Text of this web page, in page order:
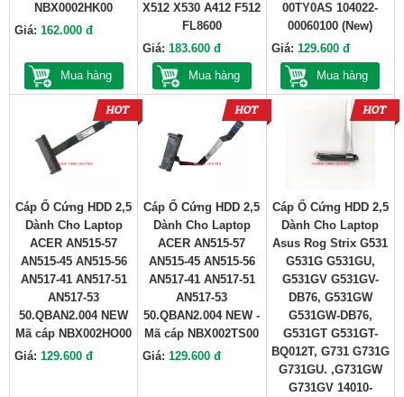
NBX0002HK00
Giá: 162.000 đ
Mua hàng
X512 X530 A412 F512
FL8600
Giá:183.600 đ
Mua hàng
00TY0AS 104022-
00060100 (New)
Giá: 129.600 đ
Mua hàng
Cáp Ổ Cứng HDD 2,5
Dành Cho Laptop
ACER AN515-57
AN515-45 AN515-56
AN517-41 AN517-51
AN517-53
50.QBAN2.004 NEW
Mã cáp NBX002HO00
Giá: 129.600 đ
Cáp Ổ Cứng HDD 2,5
Dành Cho Laptop
ACER AN515-57
AN515-45 AN515-56
AN517-41 AN517-51
AN517-53
50.QBAN2.004 NEW -
Mã cáp NBX002TS00
Giá:129.600 đ
Cáp Ổ Cứng HDD 2,5
Dành Cho Laptop
Asus Rog Strix G531
G531G G531GU,
G531GV G531GV-
DB76, G531GW
G531GW-DB76,
G531GT G531GT-
BQ012T, G731 G731G
G731GU. ,G731GW
G731GV 14010-